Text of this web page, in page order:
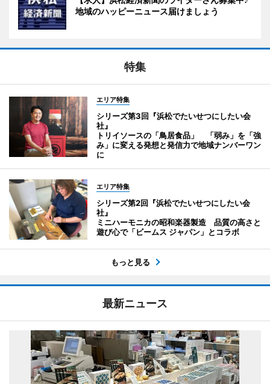
地域のハッピーニュース届けましょう
特集
エリア特集
シリーズ第3回『浜松でたいせつにしたい会
社』
トリイソースの「鳥居食品」 「弱み」を「強
み」に変える発想と発信力で地域ナンバーワン
に
エリア特集
シリーズ第2回『浜松でたいせつにしたい会
社』
ミニハーモニカの昭和楽器製造 品質の高さと
遊び心で「ビームス ジャパン」とコラボ
もっと見る
最新ニュース